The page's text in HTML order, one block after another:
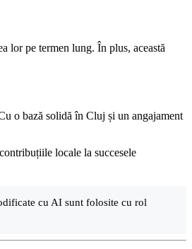
lor pe termen lung. În plus, această
o bază solidă în Cluj și un angajament
locale la succesele
cu AI sunt folosite cu rol